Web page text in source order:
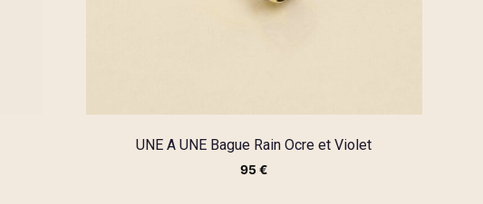
UNE A UNE Bague Rain Ocre et Violet
95€